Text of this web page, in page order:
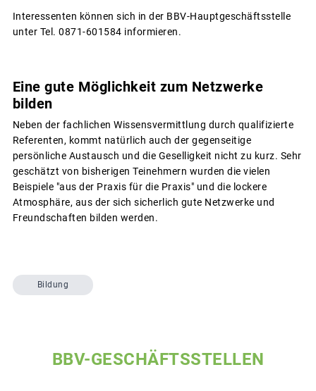
Interessenten können sich in der BBV-Hauptgeschäftsstelle
unter Tel. 0871-601584 informieren.
Eine gute Möglichkeit zum Netzwerke
bilden
Neben der fachlichen Wissensvermittlung durch qualifizierte
Referenten, kommt natürlich auch der gegenseitige
persönliche Austausch und die Geselligkeit nicht zu kurz. Sehr
geschätzt von bisherigen Teinehmern wurden die vielen
Beispiele "aus der Praxis für die Praxis" und die lockere
Atmosphäre, aus der sich sicherlich gute Netzwerke und
Freundschaften bilden werden.
Bildung
BBV-GESCHÄFTSSTELLEN